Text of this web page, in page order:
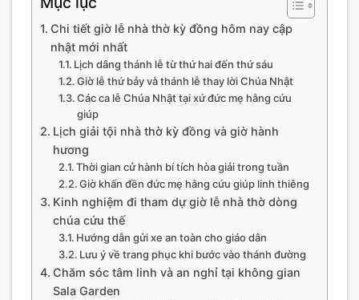
Chi tiết giờ lễ nhà thờ kỳ đồng hôm nay cập
nhật mới nhất
Lịch dâng thánh lễ từ thứ hai đến thứ sáu
Giờ lễ thứ bảy và thánh lễ thay lời Chúa Nhật
Các ca lễ Chúa Nhật tại xứ đức mẹ hằng cứu
giúp
Lịch giải tội nhà thờ kỳ đồng và giờ hành
hương
Thời gian cử hành bí tích hòa giải trong tuần
Giờ khấn đền đức mẹ hằng cứu giúp linh thiêng
Kinh nghiệm đi tham dự giờ lễ nhà thờ dòng
chúa cứu thế
Hướng dẫn gửi xe an toàn cho giáo dân
Lưu ý về trang phục khi bước vào thánh đường
Chăm sóc tâm linh và an nghỉ tại không gian
Sala Garden